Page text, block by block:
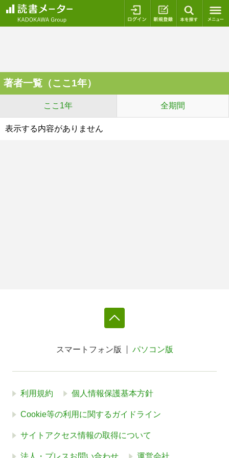
ログイン 新規登録
著者一覧（ここ1年）
ここ1年 全期間
表示する内容がありません
スマートフォン版 パソコン版
利用規約 個人情報保護基本方針
Cookie等の利用に関するガイドライン
サイトアクセス情報の取得について
法人・プレスお問い合わせ 運営会社